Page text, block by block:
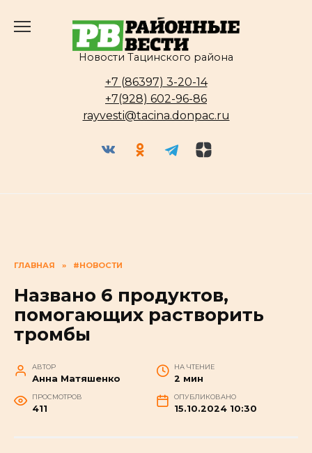
Новости Тацинского района
+7 (86397) 3-20-14
+7(928) 602-96-86
rayvesti@tacina.donpac.ru
ГЛАВНАЯ » #НОВОСТИ
Названо 6 продуктов,
помогающих растворить
тромбы
АВТОР
Анна Матяшенко
НА ЧТЕНИЕ
2 мин
ПРОСМОТРОВ
411
ОПУБЛИКОВАНО
15.10.2024 10:30